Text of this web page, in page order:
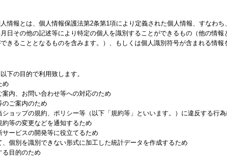
情報とは、個人情報保護法第2条第1項により定義された個人情報、すなわ
日その他の記述等により特定の個人を識別することができるもの（他の情
きることとなるものを含みます。）、もしくは個人識別符号が含まれる情報
下の目的で利用致します。
め
案内、お問い合わせ等への対応のため
のご案内のため
ショップの規約、ポリシー等（以下「規約等」といいます。）に違反する行
約等の変更などを通知するため
サービスの開発等に役立てるため
、個別を識別できない形式に加工した統計データを作成するため
る目的のため